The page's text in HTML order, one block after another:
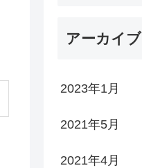
アーカイブ
2023年1月
2021年5月
2021年4月